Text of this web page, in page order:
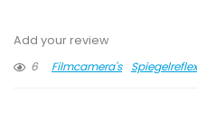
Add your review
6
Filmcamera's